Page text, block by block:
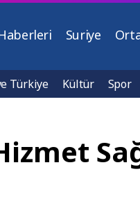
Suriye
Türkiye Kültür Spor